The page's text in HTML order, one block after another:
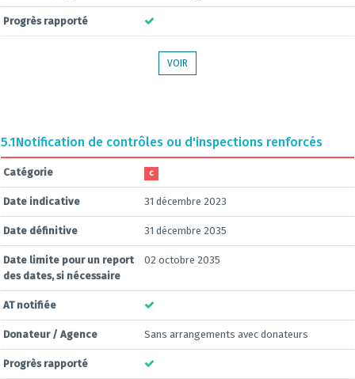
Progrès rapporté
VOIR
5.1Notification de contrôles ou d'inspections renforcés
Catégorie C
Date indicative 31 décembre 2023
Date définitive 31 décembre 2035
Date limite pour un report
des dates, si nécessaire
02 octobre 2035
AT notifiée
Donateur / Agence Sans arrangements avec donateurs
Progrès rapporté